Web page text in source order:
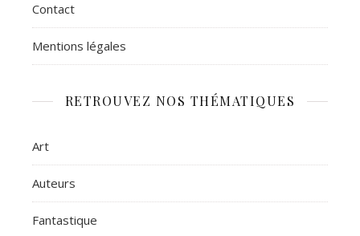
Contact
Mentions légales
RETROUVEZ NOS THÉMATIQUES
Art
Auteurs
Fantastique